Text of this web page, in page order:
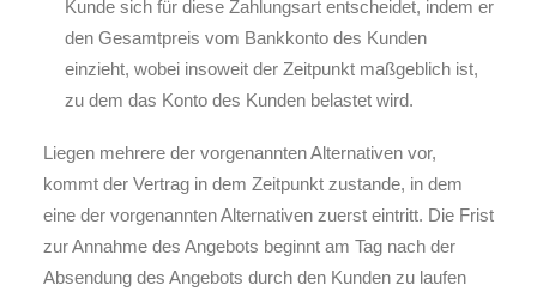
Kunde sich für diese Zahlungsart entscheidet, indem er
den Gesamtpreis vom Bankkonto des Kunden
einzieht, wobei insoweit der Zeitpunkt maßgeblich ist,
zu dem das Konto des Kunden belastet wird.
Liegen mehrere der vorgenannten Alternativen vor,
kommt der Vertrag in dem Zeitpunkt zustande, in dem
eine der vorgenannten Alternativen zuerst eintritt. Die Frist
zur Annahme des Angebots beginnt am Tag nach der
Absendung des Angebots durch den Kunden zu laufen